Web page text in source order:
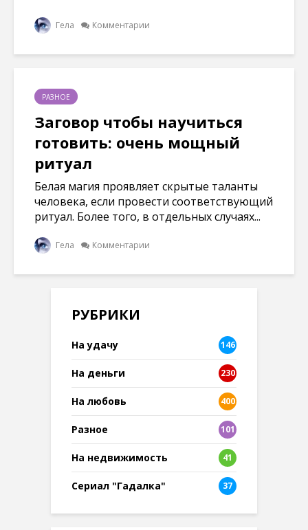
Гела Комментарии
РАЗНОЕ
Заговор чтобы научиться
готовить: очень мощный
ритуал
Белая магия проявляет скрытые таланты
человека, если провести соответствующий
ритуал. Более того, в отдельных случаях...
Гела Комментарии
РУБРИКИ
На удачу 146
На деньги 230
На любовь 400
Разное
101
8
На недвижимость 41
Сериал "Гадалка" 37